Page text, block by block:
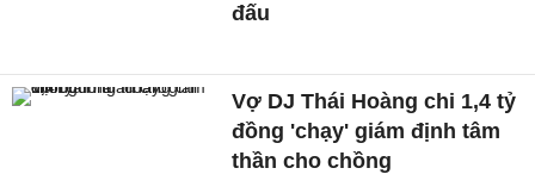
đấu
Vợ DJ Thái Hoàng chi 1,4 tỷ
đồng 'chạy' giám định tâm
thần cho chồng